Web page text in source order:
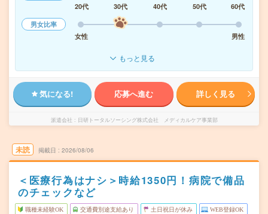
20代 30代 40代 50代
60代
男女比率
女性
男性
もっと見る
気になる! 応募へ進む 詳しく見る
派遣会社 日研トータルソーシング株式会社 メディカルケア事業部
未読 掲載日 2026/08/06
＜医療行為はナシ＞時給1350円！病院で備品
のチェックなど
職種未経験OK 交通費別途支給あり 土日祝日が休み WEB登録OK